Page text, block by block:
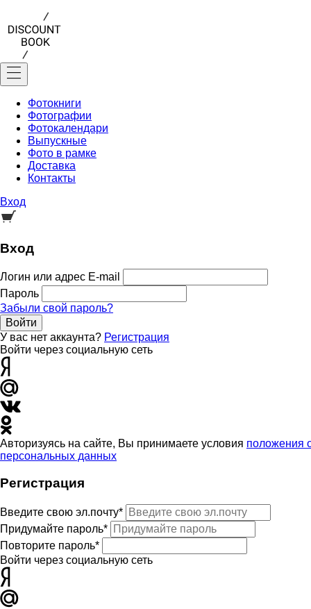
Фотокниги
Фотографии
Фотокалендари
Выпускные
Фото в рамке
Доставка
Контакты
Вход
Вход
Логин или адрес E-mail
Пароль
Забыли свой пароль?
Войти
У вас нет аккаунта? Регистрация
Войти через социальную сеть
Авторизуясь на сайте, Вы принимаете условия положения
персональных данных
Регистрация
Введите свою эл.почту*
Придумайте пароль*
Повторите пароль*
Войти через социальную сеть